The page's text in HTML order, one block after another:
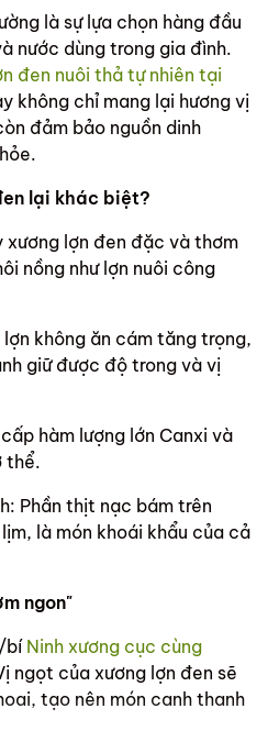
là sự lựa chọn hàng đầu
nước dùng trong gia đình.
đen nuôi thả tự nhiên tại
không chỉ mang lại hương vị
đảm bảo nguồn dinh
lại khác biệt?
xương lợn đen đặc và thơm
nồng như lợn nuôi công
không ăn cám tăng trọng,
giữ được độ trong và vị
hàm lượng lớn Canxi và
thể.
Phần thịt nạc bám trên
là món khoái khẩu của cả
ngon"
bí Ninh xương cục cùng
ngọt của xương lợn đen sẽ
tạo nên món canh thanh